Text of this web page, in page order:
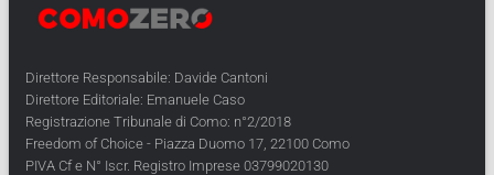
Direttore Responsabile: Davide Cantoni
Direttore Editoriale: Emanuele Caso
Registrazione Tribunale di Como: n°2/2018
Freedom of Choice - Piazza Duomo 17, 22100 Como
PIVA Cf e N° Iscr. Registro Imprese 03799020130